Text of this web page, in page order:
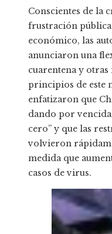
Conscientes de la
frustración pública
económico, las
anunciaron una
cuarentena y otras
principios de este
enfatizaron que
dando por
cero” y que las
volvieron
medida que
casos de virus.